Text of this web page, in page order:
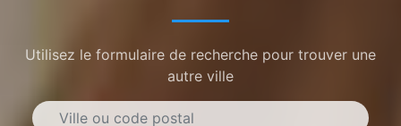
Utilisez le formulaire de recherche pour trouver une
autre ville